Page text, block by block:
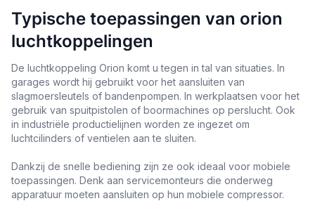
Typische toepassingen van orion
luchtkoppelingen
De luchtkoppeling Orion komt u tegen in tal van situaties. In
garages wordt hij gebruikt voor het aansluiten van
slagmoersleutels of bandenpompen. In werkplaatsen voor het
gebruik van spuitpistolen of boormachines op perslucht. Ook
in industriële productielijnen worden ze ingezet om
luchtcilinders of ventielen aan te sluiten.
Dankzij de snelle bediening zijn ze ook ideaal voor mobiele
toepassingen. Denk aan servicemonteurs die onderweg
apparatuur moeten aansluiten op hun mobiele compressor.